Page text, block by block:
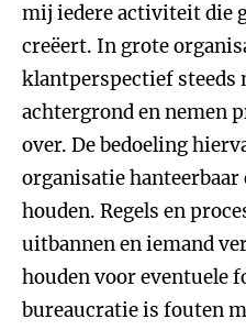
mij iedere activiteit die
creëert. In grote
klantperspectief steeds
achtergrond en nemen
over. De bedoeling
organisatie hanteerbaar
houden. Regels en
uitbannen en iemand
houden voor eventuele
bureaucratie is fouten